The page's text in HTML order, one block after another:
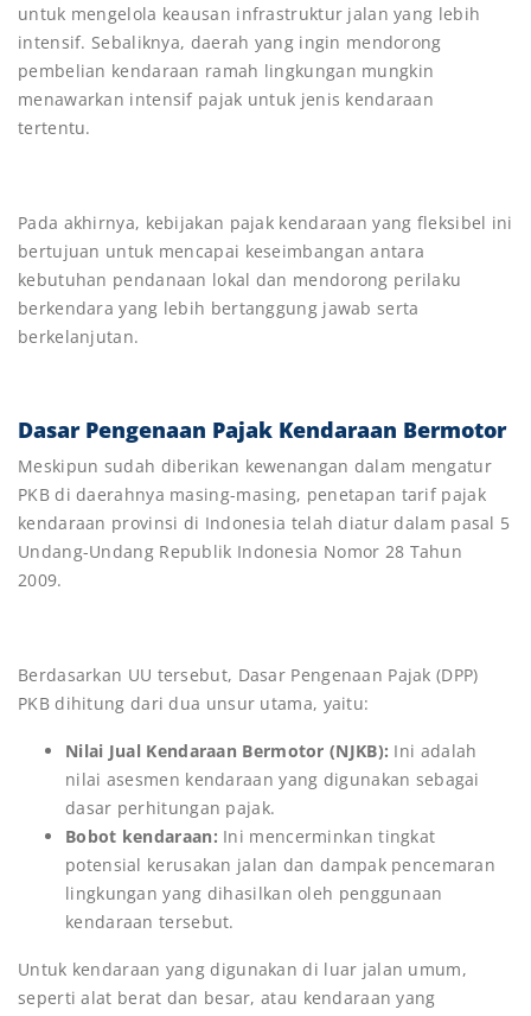
untuk mengelola keausan infrastruktur jalan yang lebih
intensif. Sebaliknya, daerah yang ingin mendorong
pembelian kendaraan ramah lingkungan mungkin
menawarkan intensif pajak untuk jenis kendaraan
tertentu.
Pada akhirnya, kebijakan pajak kendaraan yang fleksibel ini
bertujuan untuk mencapai keseimbangan antara
kebutuhan pendanaan lokal dan mendorong perilaku
berkendara yang lebih bertanggung jawab serta
berkelanjutan.
Dasar Pengenaan Pajak Kendaraan Bermotor
Meskipun sudah diberikan kewenangan dalam mengatur
PKB di daerahnya masing-masing, penetapan tarif pajak
kendaraan provinsi di Indonesia telah diatur dalam pasal 5
Undang-Undang Republik Indonesia Nomor 28 Tahun
2009.
Berdasarkan UU tersebut, Dasar Pengenaan Pajak (DPP)
PKB dihitung dari dua unsur utama, yaitu:
Nilai Jual Kendaraan Bermotor (NJKB): Ini adalah
nilai asesmen kendaraan yang digunakan sebagai
dasar perhitungan pajak.
Bobot kendaraan: Ini mencerminkan tingkat
potensial kerusakan jalan dan dampak pencemaran
lingkungan yang dihasilkan oleh penggunaan
kendaraan tersebut.
Untuk kendaraan yang digunakan di luar jalan umum,
seperti alat berat dan besar, atau kendaraan yang